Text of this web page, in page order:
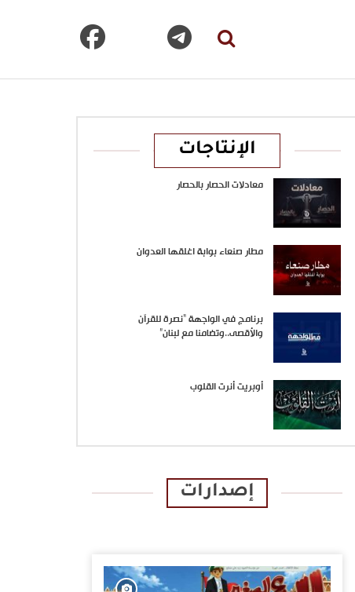
الإنتاجات
معادلات الحصار بالحصار
مطار صنعاء بوابة اغلقها العدوان
برنامج في الواجهة “نصرة للقرآن
والأقصى..وتضامنا مع لبنان”
أوبريت أنرت القلوب
إصدارات